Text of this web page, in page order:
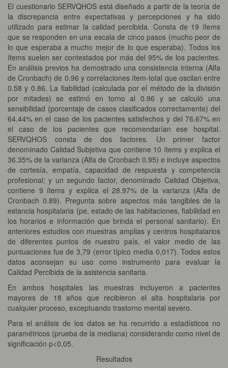
El cuestionario SERVQHOS está diseñado a partir de la teoría de
la discrepancia entre expectativas y percepciones y ha sido
utilizado para estimar la calidad percibida. Consta de 19 ítems
que se responden en una escala de cinco pasos (mucho peor de
lo que esperaba a mucho mejor de lo que esperaba). Todos los
ítems suelen ser contestados por más del 95% de los pacientes.
En análisis previos ha demostrado una consistencia interna (Alfa
de Cronbach) de 0.96 y correlaciones ítem-total que oscilan entre
0.58 y 0.86. La fiabilidad (calculada por el método de la división
por mitades) se estimó en torno al 0.96 y se calculó una
sensibilidad (porcentaje de casos clasificados correctamente) del
64.44% en el caso de los pacientes satisfechos y del 76.67% en
el caso de los pacientes que recomendarían ese hospital.
SERVQHOS consta de dos factores. Un primer factor
denominado Calidad Subjetiva que contiene 10 ítems y explica el
36.35% de la varianza (Alfa de Cronbach 0.95) e incluye aspectos
de cortesía, empatía, capacidad de respuesta y competencia
profesional; y un segundo factor, denominado Calidad Objetiva,
contiene 9 ítems y explica el 28.97% de la varianza (Alfa de
Cronbach 0.89). Pregunta sobre aspectos más tangibles de la
estancia hospitalaria (pe, estado de las habitaciones, fiabilidad en
los horarios e información que brinda el personal sanitario). En
anteriores estudios con muestras amplias y centros hospitalarios
de diferentes puntos de nuestro país, el valor medio de las
puntuaciones fue de 3,79 (error típico media 0,017). Todos estos
datos aconsejan su uso como instrumento para evaluar la
Calidad Percibida de la asistencia sanitaria.
En ambos hospitales las muestras incluyeron a pacientes
mayores de 18 años que recibieron el alta hospitalaria por
cualquier proceso, exceptuando trastorno mental severo.
Para el análisis de los datos se ha recurrido a estadísticos no
paramétricos (prueba de la mediana) considerando como nivel de
significación p<0,05.
Resultados